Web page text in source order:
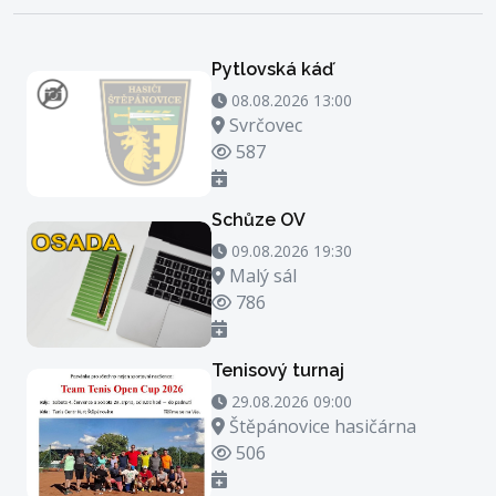
Pytlovská káď
08.08.2026 13:00 - 08.08.2026 14:00
08.08.2026 13:00
Místo konání
Svrčovec
Počet zhlédnutí
587
Schůze OV
09.08.2026 19:30 - 09.08.2026 20:30
09.08.2026 19:30
Místo konání
Malý sál
Počet zhlédnutí
786
Tenisový turnaj
29.08.2026 09:00 - 29.08.2026 23:00
29.08.2026 09:00
Místo konání
Štěpánovice hasičárna
Počet zhlédnutí
506